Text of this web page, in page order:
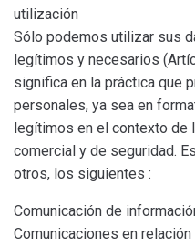
utilización
Sólo podemos utilizar sus
legítimos y necesarios
significa en la práctica que
personales, ya sea en
legítimos en el contexto de
comercial y de seguridad.
otros, los siguientes :
Comunicación de
Comunicaciones en